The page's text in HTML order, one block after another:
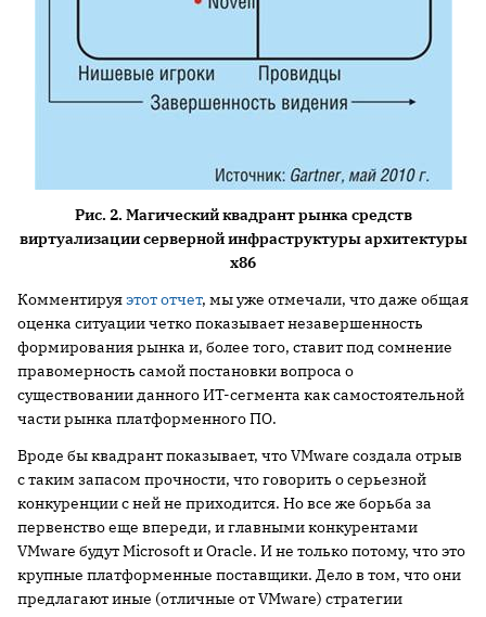
Рис. 2. Магический квадрант рынка средств
виртуализации серверной инфраструктуры архитектуры
x86
Комментируяэтот отчет, мы уже отмечали, что даже общая
оценка ситуации четко показывает незавершенность
формирования рынка и, более того, ставит под сомнение
правомерность самой постановки вопроса о
существовании данного ИТ-сегмента как самостоятельной
части рынка платформенного ПО.
Вроде бы квадрант показывает, что VMware создала отрыв
с таким запасом прочности, что говорить о серьезной
конкуренции с ней не приходится. Но все же борьба за
первенство еще впереди, и главными конкурентами
VMware будут Microsoft и Oracle. И не только потому, что это
крупные платформенные поставщики. Дело в том, что они
предлагают иные (отличные от VMware) стратегии